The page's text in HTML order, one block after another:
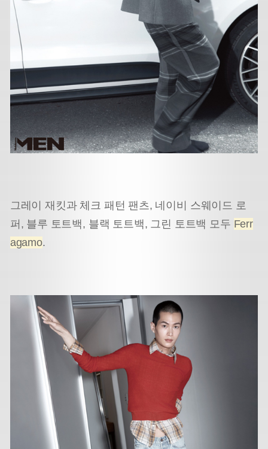
그레이 재킷과 체크 패턴 팬츠, 네이비 스웨이드 로
퍼, 블루 토트백, 블랙 토트백, 그린 토트백 모두 Ferr
agamo.